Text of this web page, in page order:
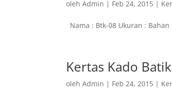
olehAdmin | Feb 24, 2015 |
Nama : Btk-08 Ukuran :
Kertas Kado
olehAdmin | Feb 24, 2015 |